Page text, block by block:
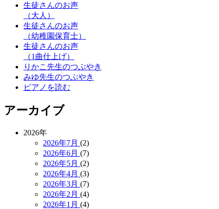
生徒さんのお声
（大人）
生徒さんのお声
（幼稚園保育士）
生徒さんのお声
（1曲仕上げ）
りかこ先生のつぶやき
みゆ先生のつぶやき
ピアノを読む
アーカイブ
2026年
2026年7月 (2)
2026年6月 (7)
2026年5月 (2)
2026年4月 (3)
2026年3月 (7)
2026年2月 (4)
2026年1月 (4)